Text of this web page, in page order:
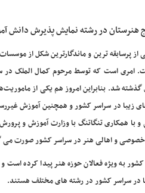
هنرستان در رشته نمایش پذیرش دانش
از پرسابقه ترین و ماندگارترین شکل از
شد. بنابراین امروز هم یکی از
زیبا در سراسر کشور و همچنین آموزش
همکاری تنگاتنگ با وزارت آموزش و
و اهالی هنر در سراسر کشور صورت می
به ویژه فعالان حوزه هنر پیدا کرده است